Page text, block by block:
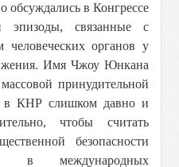
обсуждались в Конгрессе
связанные с
человеческих органов у
Имя Чжоу Юнкана
принудительной
в КНР слишком давно и
чтобы считать
безопасности
в международных